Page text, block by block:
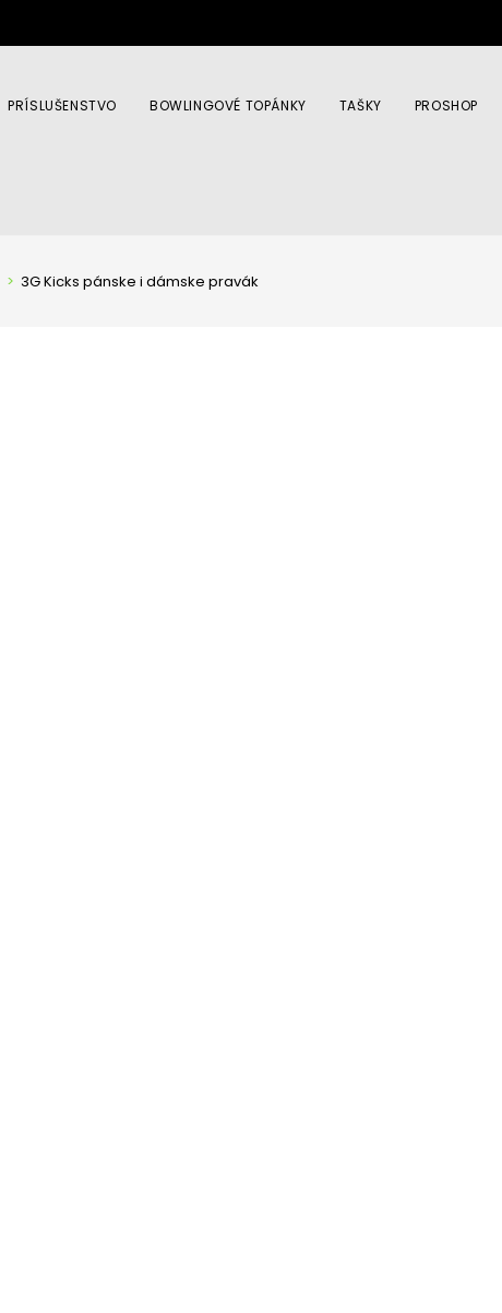
PRÍSLUŠENSTVO BOWLINGOVÉ TOPÁNKY TAŠKY PROSHOP
> 3G Kicks pánske i dámske pravák